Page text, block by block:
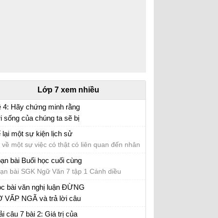
Lớp 7 xem nhiều
4: Hãy chứng minh rằng
sống của chúng ta sẽ bị
bại rất lớn nếu mỗi người
có ý thức bảo vệ môi
văn mẫu lớp 7 số 5 đề 4
lại một sự kiện lịch sử
về một sự việc có thật có liên quan đến nhân
hoặc sự kiện lịch sử
bài Buổi học cuối cùng
bài SGK Ngữ Văn 7 tập 1 Cánh diều
bài văn nghị luận ĐỪNG
VẤP NGÃ và trả lời câu
câu 7 bài 2: Giá trị của